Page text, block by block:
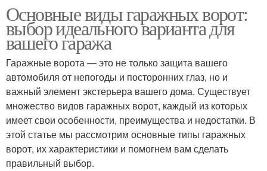
Основные виды гаражных ворот:
выбор идеального варианта для
вашего гаража
Гаражные ворота — это не только защита вашего
автомобиля от непогоды и посторонних глаз, но и
важный элемент экстерьера вашего дома. Существует
множество видов гаражных ворот, каждый из которых
имеет свои особенности, преимущества и недостатки. В
этой статье мы рассмотрим основные типы гаражных
ворот, их характеристики и помогнем вам сделать
правильный выбор.